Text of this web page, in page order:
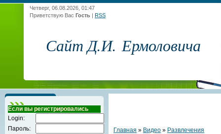
Четверг, 06.08.2026, 01:47
Приветствую Вас Гость | RSS
Сайт Д.И. Ермоловича
Если вы регистрировались
Login:
Пароль:
Главная » Видео » Развлечения